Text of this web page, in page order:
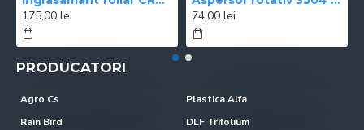
175,00 lei 74,00 lei
PRODUCATORI
Agro Cs
Plastica Alfa
Rain Bird
DLF Trifolium